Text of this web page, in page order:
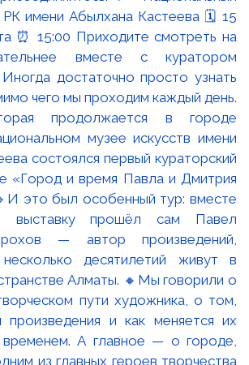
продолжается в городе
музее искусств имени
состоялся первый кураторский
«Город и время Павла и Дмитрия
это был особенный тур: вместе
выставку прошёл сам Павел
— автор произведений,
десятилетий живут в
Алматы. 🔸Мы говорили о
пути художника, о том,
и как меняется их
временем. А главное — о городе,
из главных героев творчества